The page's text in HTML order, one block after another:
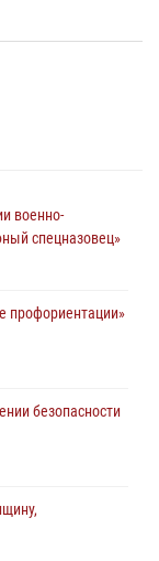
военно-
спецназовец»
профориентации»
безопасности